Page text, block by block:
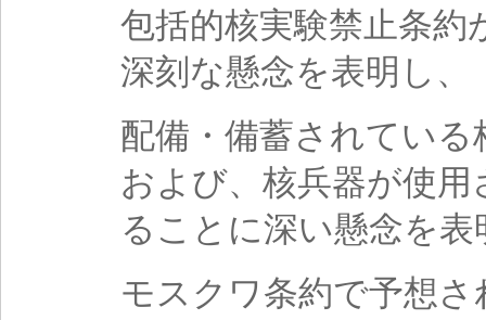
包括的核実験禁止条
深刻な懸念を表明し、
配備・備蓄されてい
および、核兵器が使
ることに深い懸念を表
モスクワ条約で予想